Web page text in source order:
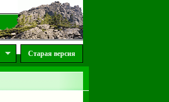
Старая версия